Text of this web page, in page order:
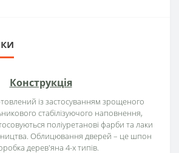
Конструкція
із застосуванням зрощеного
стабілізуючого наповнення,
поліуретанові фарби та лаки
Облицювання дверей – це шпон
дерев'яна 4-х типів.